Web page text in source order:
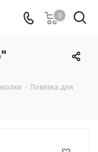
0
- Повязка для